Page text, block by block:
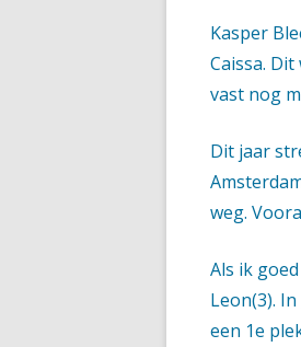
Kasper
Caissa.
vast nog
Dit jaar
weg.
Als ik
Leon(3).
een 1e